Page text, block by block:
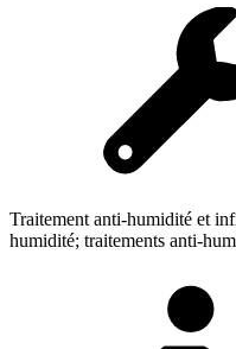
Traitement anti-humidité et
humidité; traitements anti-